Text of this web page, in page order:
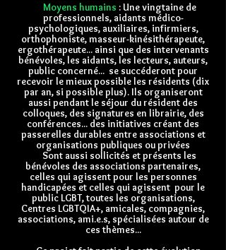
Moyens humains : Une vingtaine de
professionnels, aidants médico-
psychologiques, auxiliaires, infirmiers,
orthophoniste, masseur-kinésithérapeute,
ergothérapeute... ainsi que des intervenants
bénévoles, les aidants, les lecteurs, auteurs,
public concerné... se succéderont pour
recevoir le mieux possible les résidents (dix
par an, si possible plus). Ils organiseront
aussi pendant le séjour du résident des
colloques, des signatures en librairie, des
conférences... des initiatives créant des
passerelles durables entre associations et
organisations publiques ou privées
Sont aussi sollicités et présents les
bénévoles des associations partenaires,
celles qui agissent pour les personnes
handicapées et celles qui agissent pour le
public LGBT, toutes les organisations,
Centres LGBTQIA+, amicales, compagnies,
associations, ami.e.s, spécialisées autour de
ces thèmes...